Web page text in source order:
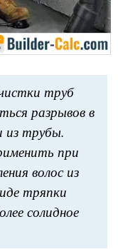
труб
разрывов в
из трубы.
при
волос из
тряпки
солидное